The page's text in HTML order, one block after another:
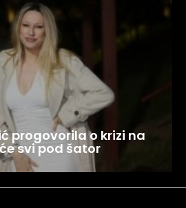
progovorila o krizi na
svi pod šator